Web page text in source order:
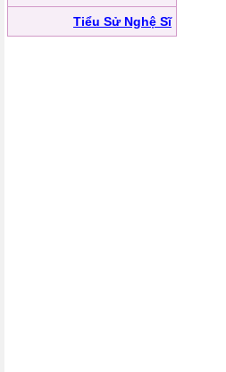
Tiểu Sử Nghệ Sĩ